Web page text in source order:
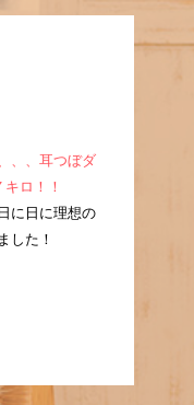
、、耳つぼダ
ロ！！
に日に理想の
した！